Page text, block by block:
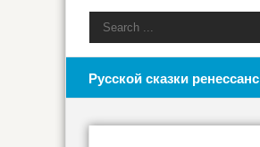
Русской сказки ренессанс